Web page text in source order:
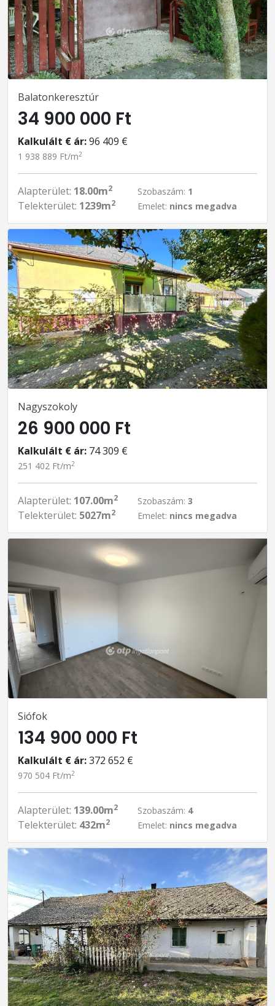
Balatonkeresztúr
34 900 000 Ft
Kalkulált € ár:96 409 €
1 938 889 Ft/m2
Alapterület: 18.00m2
Telekterület: 1239m2
Szobaszám: 1
Emelet: nincs megadva
Nagyszokoly
26 900 000 Ft
Kalkulált € ár: 74 309 €
251 402 Ft/m2
Alapterület: 107.00m2
Telekterület: 5027m2
Szobaszám: 3
Emelet: nincs megadva
Siófok
134 900 000 Ft
Kalkulált € ár:372 652 €
970 504 Ft/m2
Alapterület: 139.00m2
Telekterület: 432m2
Szobaszám: 4
Emelet: nincs megadva